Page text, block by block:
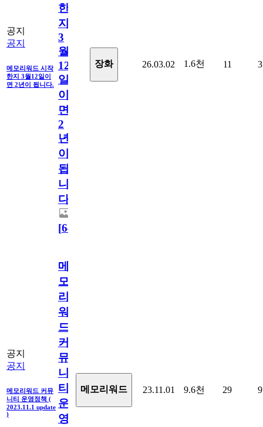
공지
공지
메모리워드 시작
한지 3월12일이
면 2년이 됩니다.
한
지
3
월
12
일
이
면
2
년
이
됩
니
다.
[64
장화 26.03.02 1.6천 11 3
공지
공지
메모리워드 커뮤
니티 운영정책 (
2023.11.1 update
)
메
모
리
워
드
커
뮤
니
티
운
영
메모리워드 23.11.01 9.6천 29 9